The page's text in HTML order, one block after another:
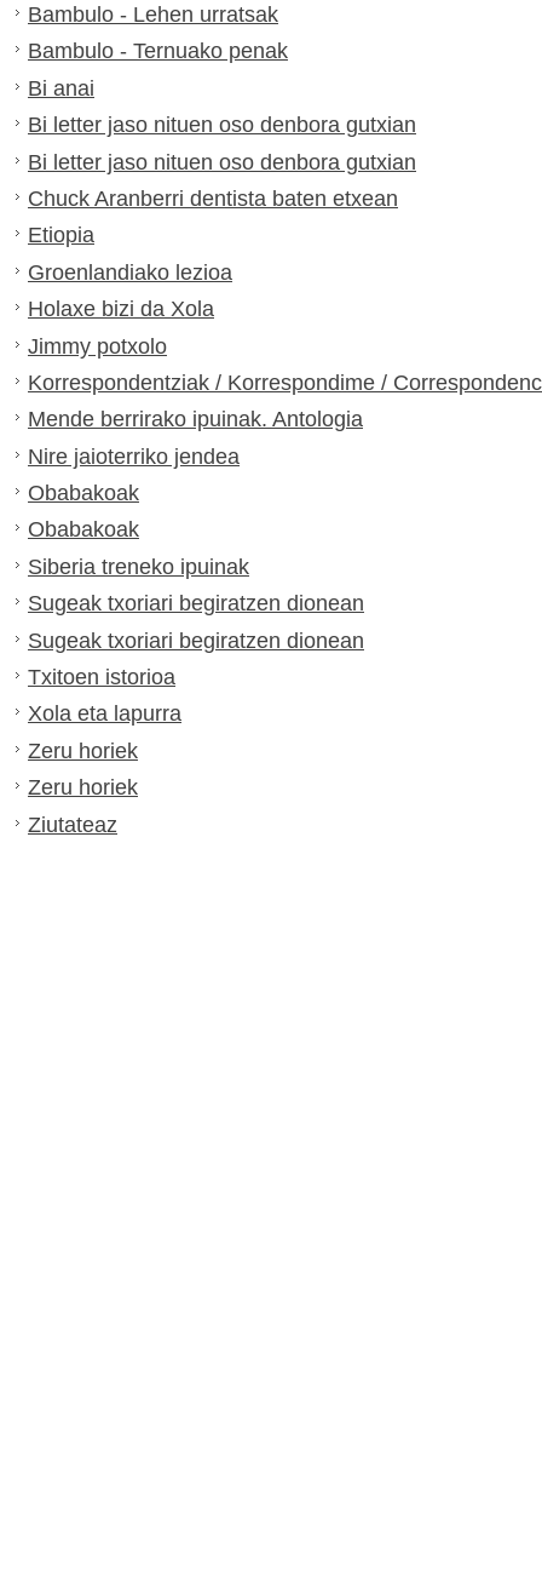
Bambulo - Lehen urratsak
Bambulo - Ternuako penak
Bi anai
Bi letter jaso nituen oso denbora gutxian
Bi letter jaso nituen oso denbora gutxian
Chuck Aranberri dentista baten etxean
Etiopia
Groenlandiako lezioa
Holaxe bizi da Xola
Jimmy potxolo
Korrespondentziak / Korrespondime /
Mende berrirako ipuinak. Antologia
Nire jaioterriko jendea
Obabakoak
Obabakoak
Siberia treneko ipuinak
Sugeak txoriari begiratzen dionean
Sugeak txoriari begiratzen dionean
Txitoen istorioa
Xola eta lapurra
Zeru horiek
Zeru horiek
Ziutateaz